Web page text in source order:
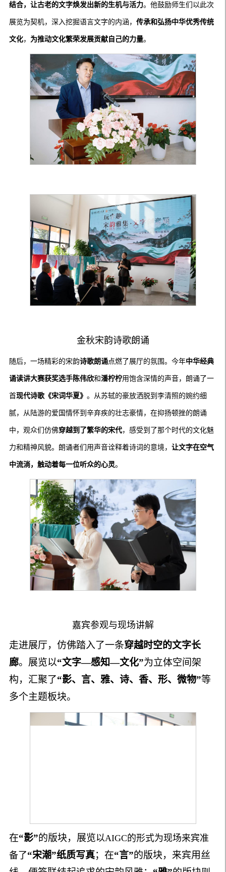
结合，让古老的文字焕发出新的生机与活力。他鼓励师生们以此次
展览为契机，深入挖掘语言文字的内涵， 传承和弘扬中华优秀传统
文化， 为推动文化繁荣发展贡献自己的力量。
金秋宋韵诗歌朗诵
随后，一场精彩的宋韵诗歌朗诵点燃了展厅的氛围。今年中华经典
诵读讲大赛获奖选手陈伟欣和潘柠柠用饱含深情的声音，朗诵了一
首现代诗歌《宋词华夏》 。从苏轼的豪放洒脱到李清照的婉约细
腻，从陆游的爱国情怀到辛弃疾的壮志豪情，在抑扬顿挫的朗诵
中，观众们仿佛穿越到了繁华的宋代，感受到了那个时代的文化魅
力和精神风貌。朗诵者们用声音诠释着诗词的意境， 让文字在空气
中流淌，触动着每一位听众的心灵。
嘉宾参观与现场讲解
走进展厅，仿佛踏入了一条穿越时空的文字长
廊。展览以“文字—感知—文化”为立体空间架
构，汇聚了“影、言、雅、诗、香、形、微物”等
多个主题板块。
在“影”的版块，展览以AIGC的形式为现场来宾准
备了“宋潮”纸质写真；在“言”的版块，来宾用丝